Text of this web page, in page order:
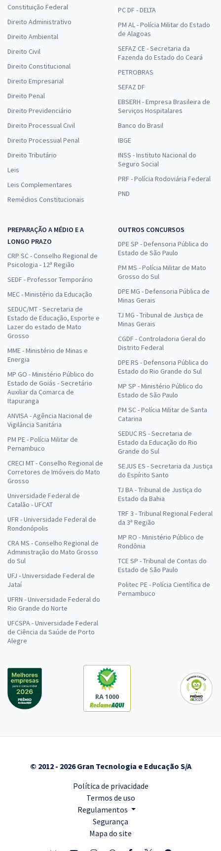
Constituição Federal
Direito Administrativo
Direito Ambiental
Direito Civil
Direito Constitucional
Direito Empresarial
Direito Penal
Direito Previdenciário
Direito Processual Civil
Direito Processual Penal
Direito Tributário
Leis
Leis Complementares
Remédios Constitucionais
PC DF - DELTA
PM AL - Polícia Militar do Estado
de Alagoas
SEFAZ CE - Secretaria da
Fazenda do Estado do Ceará
PETROBRAS
SEFAZ DF
EBSERH - Empresa Brasileira de
Serviços Hospitalares
Banco do Brasil
IBGE
INSS - Instituto Nacional do
Seguro Social
PRF - Polícia Rodoviária Federal
PND
PREPARAÇÃO A MÉDIO E A
LONGO PRAZO
CRP SC - Conselho Regional de
Psicologia - 12ª Região
SEDF - Professor Temporário
MEC - Ministério da Educação
SEDUC/MT - Secretaria de
Estado de Educação, Esporte e
Lazer do estado de Mato
Grosso
MME - Ministério de Minas e
Energia
MP GO - Ministério Público do
Estado de Goiás - Secretário
Auxiliar da Comarca de
Itapuranga
ANVISA - Agência Nacional de
Vigilância Sanitária
PM PE - Polícia Militar de
Pernambuco
CRECI MT - Conselho Regional de
Corretores de Imóveis do Mato
Grosso
Universidade Federal de
Catalão - UFCAT
UFR - Universidade Federal de
Rondonópolis
CRA MS - Conselho Regional de
Administração do Mato Grosso
do Sul
UFJ - Universidade Federal de
Jataí
UFRN - Universidade Federal do
Rio Grande do Norte
UFCSPA - Universidade Federal
de Ciência da Saúde de Porto
Alegre
OUTROS CONCURSOS
DPE SP - Defensoria Pública do
Estado de São Paulo
PM MS - Polícia Militar de Mato
Grosso do Sul
DPE MG - Defensoria Pública de
Minas Gerais
TJ MG - Tribunal de Justiça de
Minas Gerais
CGDF - Controladoria Geral do
Distrito Federal
DPE RS - Defensoria Pública do
Estado do Rio Grande do Sul
MP SP - Ministério Público do
Estado de São Paulo
PM SC - Polícia Militar de Santa
Catarina
SEDUC RS - Secretaria de
Estado da Educação do Rio
Grande do Sul
SEJUS ES - Secretaria da Justiça
do Espírito Santo
TJ BA - Tribunal de Justiça do
Estado da Bahia
TRF 3 - Tribunal Regional Federal
da 3ª Região
MP RO - Ministério Público de
Rondônia
TCE SP - Tribunal de Contas do
Estado de São Paulo
Politec PE - Polícia Científica de
Pernambuco
RA 1000
© 2012 - 2026 Gran Tecnologia e Educação S/A
Política de privacidade
Termos de uso
Regulamentos
Segurança
Mapa do site